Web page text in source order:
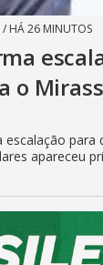
/ HÁ 26 MINUTOS
o
para
apareceu